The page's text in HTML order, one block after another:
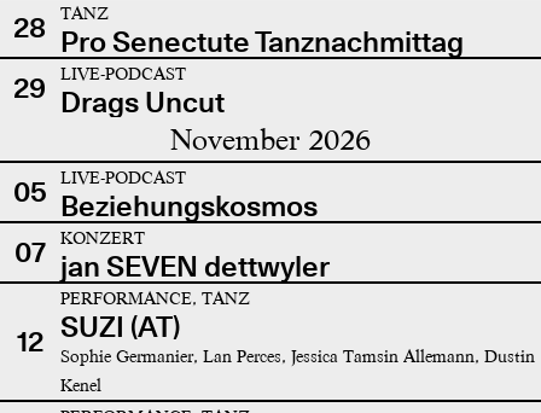
28
TANZ
Pro Senectute Tanznachmittag
29
LIVE-PODCAST
Drags Uncut
November 2026
05 LIVE-PODCAST
Beziehungskosmos
07
KONZERT
jan SEVEN dettwyler
12
PERFORMANCE, TANZ
SUZI (AT)
Sophie Germanier, Lan Perces, Jessica Tamsin Allemann, Dustin
Kenel